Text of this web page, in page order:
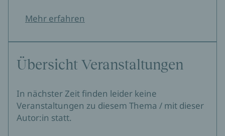
Mehr erfahren
Übersicht Veranstaltungen
In nächster Zeit finden leider keine
Veranstaltungen zu diesem Thema / mit dieser
Autor:in statt.